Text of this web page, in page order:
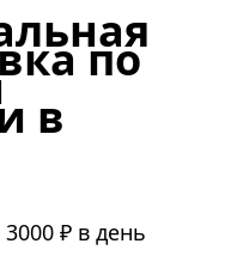
по
в
₽ в день